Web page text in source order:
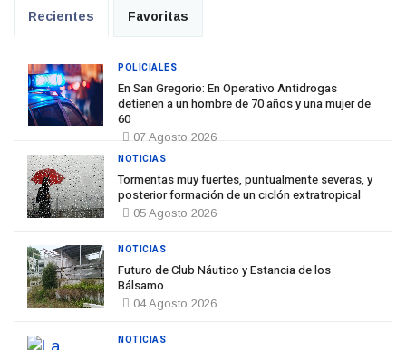
Recientes Favoritas
En San Gregorio: En Operativo Antidrogas
detienen a un hombre de 70 años y una mujer de
60
07 Agosto 2026
POLICIALES
Tormentas muy fuertes, puntualmente severas, y
posterior formación de un ciclón extratropical
05 Agosto 2026
NOTICIAS
Futuro de Club Náutico y Estancia de los
Bálsamo
04 Agosto 2026
NOTICIAS
NOTICIAS